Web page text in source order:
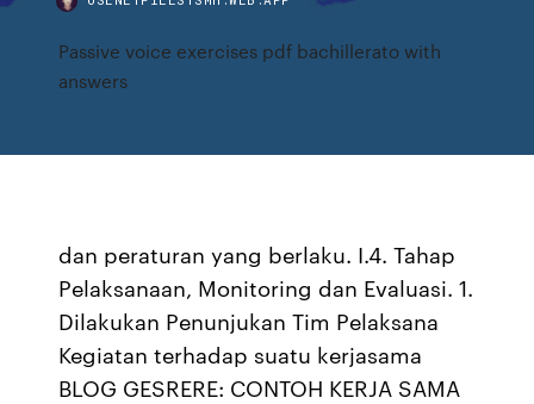
Passive voice exercises pdf bachillerato with
answers
dan peraturan yang berlaku. I.4. Tahap
Pelaksanaan, Monitoring dan Evaluasi. 1.
Dilakukan Penunjukan Tim Pelaksana
Kegiatan terhadap suatu kerjasama
BLOG GESRERE: CONTOH KERJA SAMA